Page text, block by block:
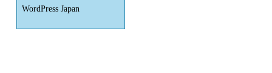
WordPress Japan